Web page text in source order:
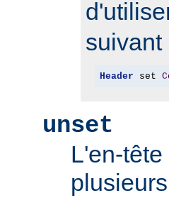
suivant
Header set
unset
L'en-